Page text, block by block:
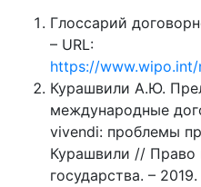
Глоссарий
– URL:
https://
Курашвили А.Ю.
международные
vivendi: проблемы
Курашвили // Право
государства. –